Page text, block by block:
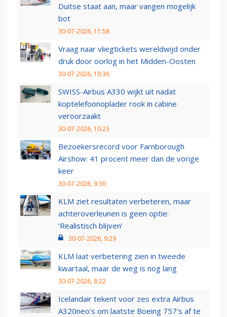
Duitse staat aan, maar vangen mogelijk
bot
30-07-2026, 11:58
Vraag naar vliegtickets wereldwijd onder
druk door oorlog in het Midden-Oosten
30-07-2026, 10:36
SWISS-Airbus A330 wijkt uit nadat
koptelefoonoplader rook in cabine
veroorzaakt
30-07-2026, 10:23
Bezoekersrecord voor Farnborough
Airshow: 41 procent meer dan de vorige
keer
30-07-2026, 9:30
KLM ziet resultaten verbeteren, maar
achteroverleunen is geen optie:
‘Realistisch blijven’
30-07-2026, 9:29
KLM laat verbetering zien in tweede
kwartaal, maar de weg is nog lang
30-07-2026, 8:22
Icelandair tekent voor zes extra Airbus
A320neo's om laatste Boeing 757's af te